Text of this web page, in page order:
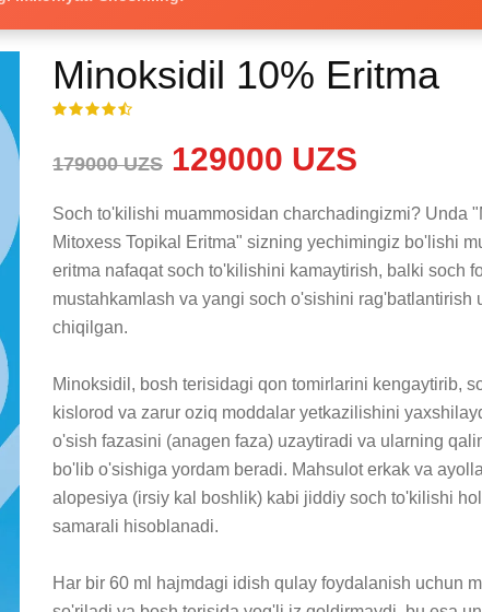
Minoksidil 10% Eritma
179000 UZS 129000 UZS
Soch to'kilishi muammosidan charchadingizmi? Unda
Mitoxess Topikal Eritma" sizning yechimingiz bo'lishi
eritma nafaqat soch to'kilishini kamaytirish, balki soch
mustahkamlash va yangi soch o'sishini rag'batlantirish
chiqilgan.
Minoksidil, bosh terisidagi qon tomirlarini kengaytirib,
kislorod va zarur oziq moddalar yetkazilishini
o'sish fazasini (anagen faza) uzaytiradi va ularning
bo'lib o'sishiga yordam beradi. Mahsulot erkak va
alopesiya (irsiy kal boshlik) kabi jiddiy soch to'kilishi
samarali hisoblanadi.
Har bir 60 ml hajmdagi idish qulay foydalanish uchun